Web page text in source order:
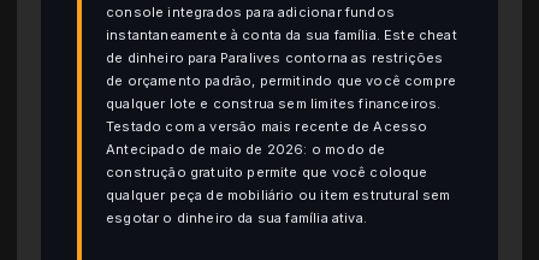
console integrados para adicionar fundos
instantaneamente à conta da sua família. Este cheat
de dinheiro para Paralives contorna as restrições
de orçamento padrão, permitindo que você compre
qualquer lote e construa sem limites financeiros.
Testado com a versão mais recente de Acesso
Antecipado de maio de 2026: o modo de
construção gratuito permite que você coloque
qualquer peça de mobiliário ou item estrutural sem
esgotar o dinheiro da sua família ativa.